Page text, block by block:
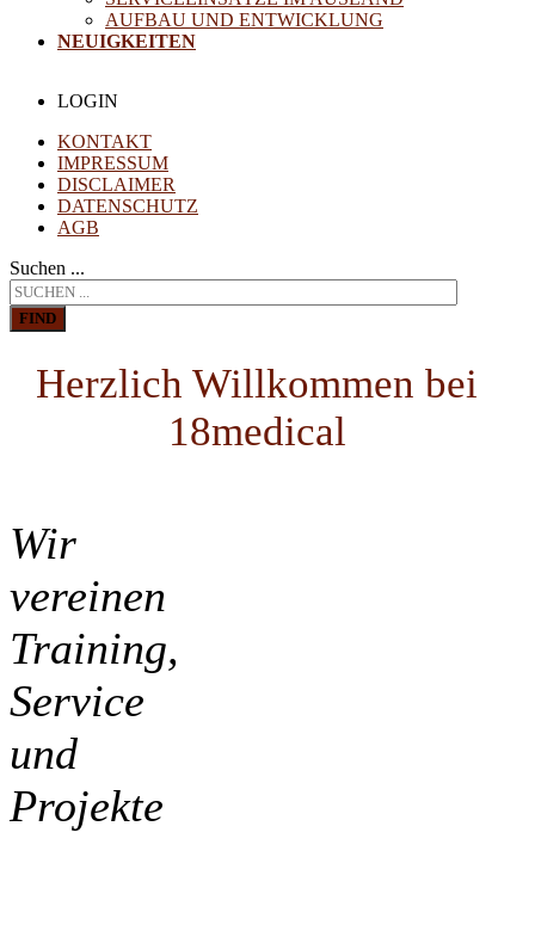
AUFBAU UND ENTWICKLUNG
NEUIGKEITEN
LOGIN
KONTAKT
IMPRESSUM
DISCLAIMER
DATENSCHUTZ
AGB
Suchen ...
FIND
Herzlich Willkommen bei
18medical
Wir
vereinen
Training,
Service
und
Projekte